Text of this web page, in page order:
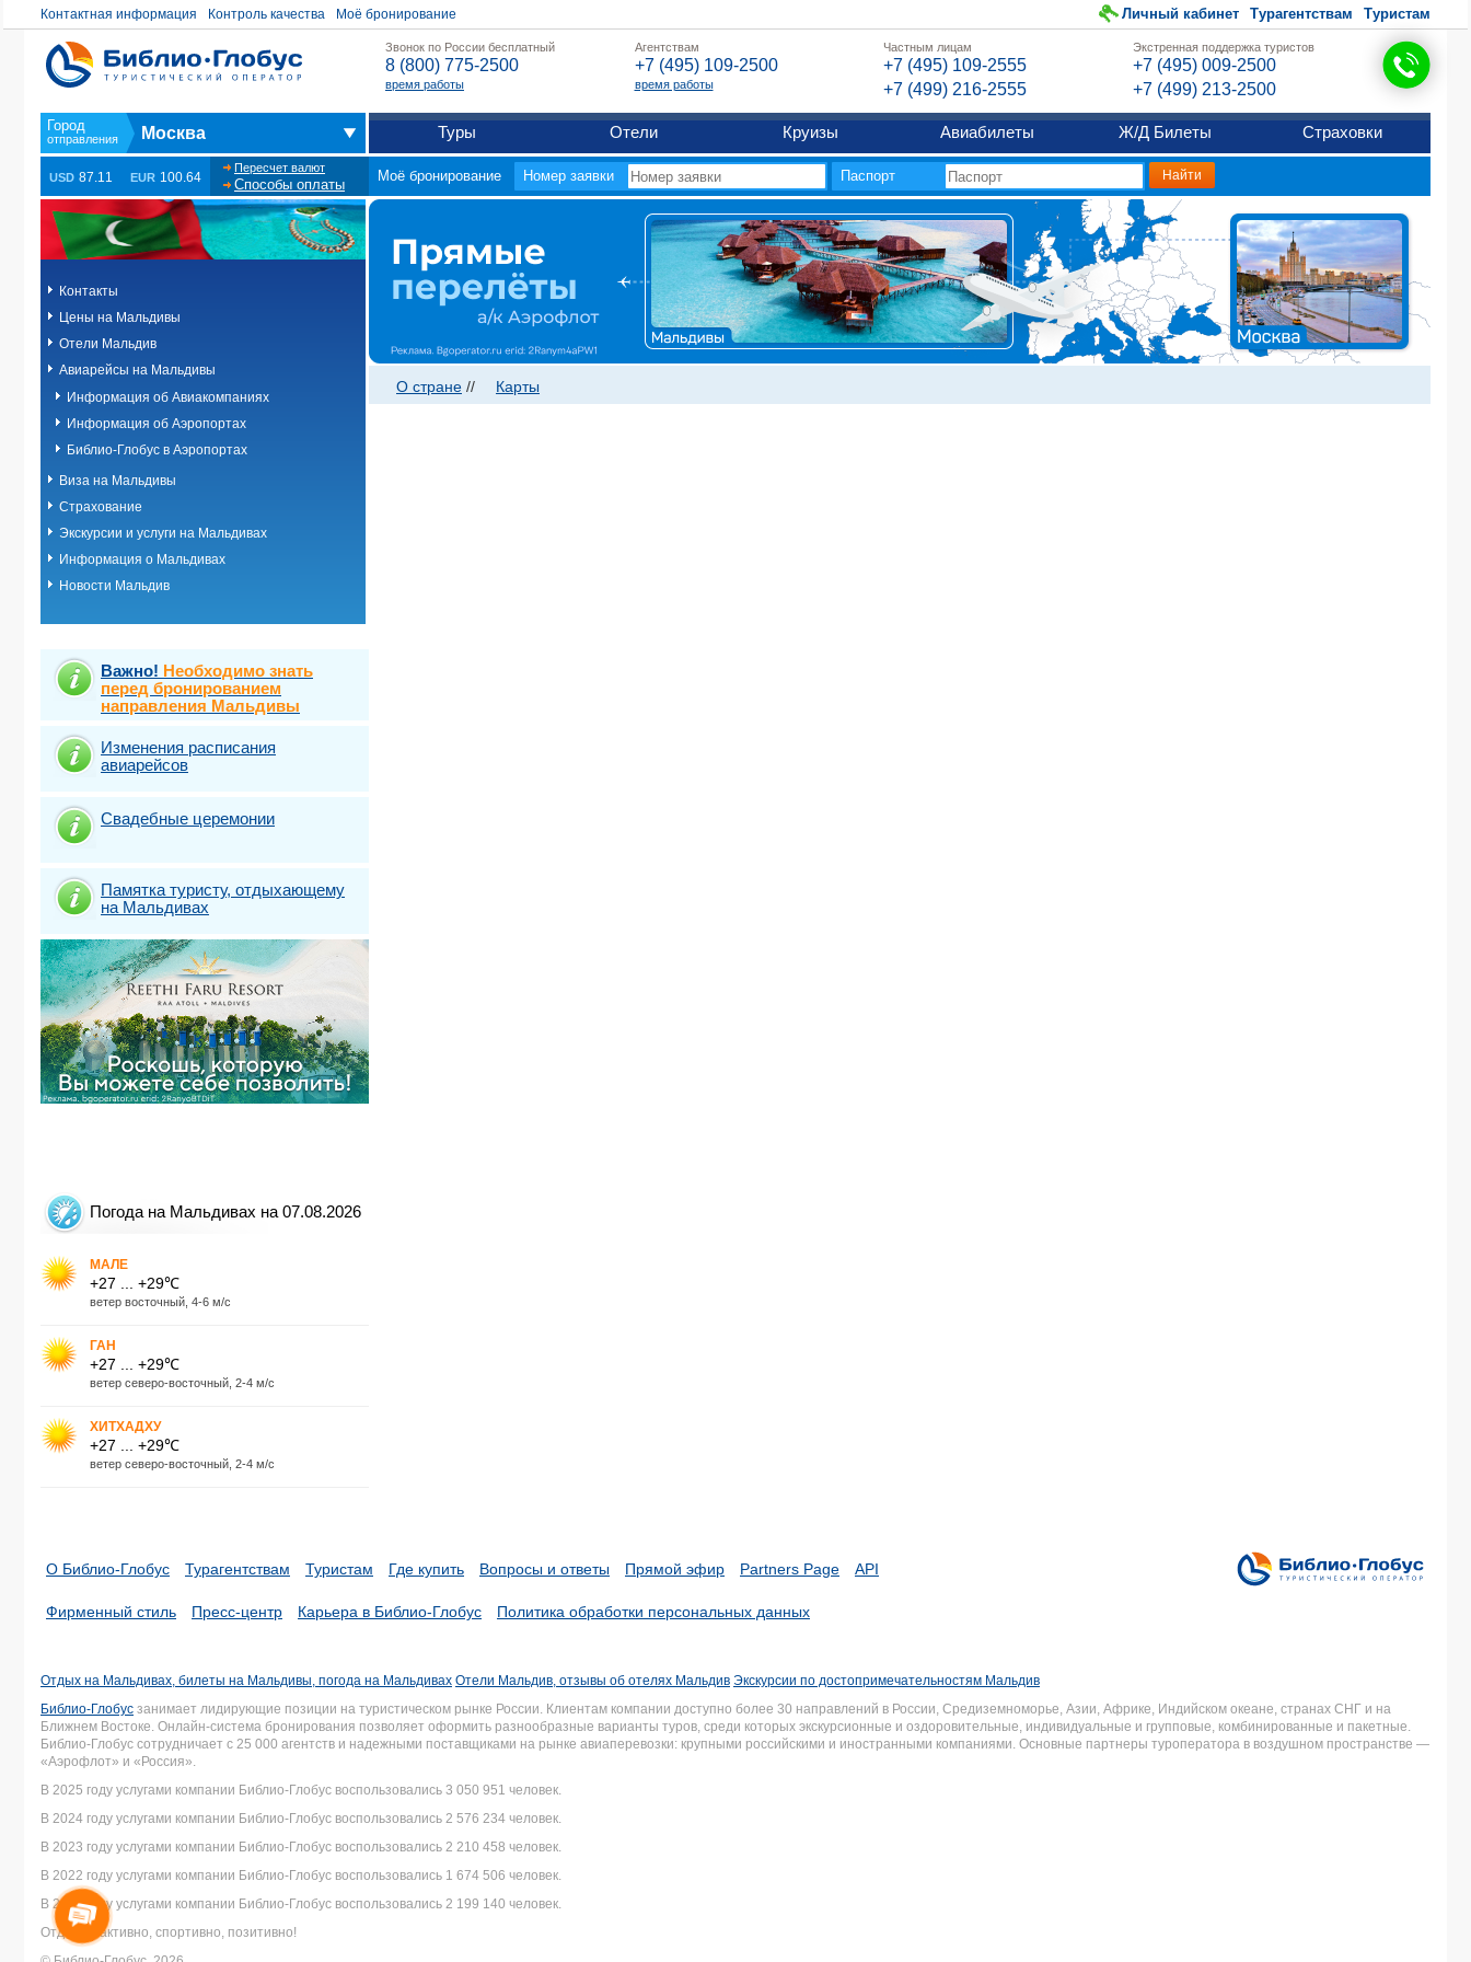
Контактная информация Контроль качества Моё бронирование Личный кабинет Турагентствам Туристам
Звонок по России бесплатный
8 (800) 775-2500
время работы
Агентствам
+7 (495) 109-2500
время работы
Частным лицам
+7 (495) 109-2555
+7 (499) 216-2555
Экстренная поддержка туристов
+7 (495) 009-2500
+7 (499) 213-2500
Москва Туры Отели Круизы Авиабилеты Ж/Д Билеты Страховки
USD 87.11 EUR 100.64
Пересчет валют
Способы оплаты
Моё бронирование Номер заявки Паспорт
Контакты
Цены на Мальдивы
Отели Мальдив
Авиарейсы на Мальдивы
Информация об Авиакомпаниях
Информация об Аэропортах
Библио-Глобус в Аэропортах
Виза на Мальдивы
Страхование
Экскурсии и услуги на Мальдивах
Информация о Мальдивах
Новости Мальдив
Важно! Необходимо знать
перед бронированием
направления Мальдивы
Изменения расписания
авиарейсов
Свадебные церемонии
Памятка туристу, отдыхающему
на Мальдивах
Погода на Мальдивах на 07.08.2026
МАЛЕ
+27 ... +29℃
ветер восточный, 4-6 м/с
ГАН
+27 ... +29℃
ветер северо-восточный, 2-4 м/с
ХИТХАДХУ
+27 ... +29℃
ветер северо-восточный, 2-4 м/с
О стране // Карты
О Библио-Глобус Турагентствам Туристам Где купить Вопросы и ответы Прямой эфир Partners Page API
Фирменный стиль Пресс-центр Карьера в Библио-Глобус Политика обработки персональных данных
Отдых на Мальдивах, билеты на Мальдивы, погода на Мальдивах Отели Мальдив, отзывы об отелях Мальдив Экскурсии по достопримечательностям Мальдив
Библио-Глобус занимает лидирующие позиции на туристическом рынке России. Клиентам компании доступно более 30 направлений в России, Средиземноморье, Азии, Африке, Индийском океане, странах СНГ и на
Ближнем Востоке. Онлайн-система бронирования позволяет оформить разнообразные варианты туров, среди которых экскурсионные и оздоровительные, индивидуальные и групповые, комбинированные и пакетные.
Библио-Глобус сотрудничает с 25 000 агентств и надежными поставщиками на рынке авиаперевозки: крупными российскими и иностранными компаниями. Основные партнеры туроператора в воздушном пространстве —
«Аэрофлот» и «Россия».
В 2025 году услугами компании Библио-Глобус воспользовались 3 050 951 человек.
В 2024 году услугами компании Библио-Глобус воспользовались 2 576 234 человек.
В 2023 году услугами компании Библио-Глобус воспользовались 2 210 458 человек.
В 2022 году услугами компании Библио-Глобус воспользовались 1 674 506 человек.
В 2021 году услугами компании Библио-Глобус воспользовались 2 199 140 человек.
Отдыхай активно, спортивно, позитивно!